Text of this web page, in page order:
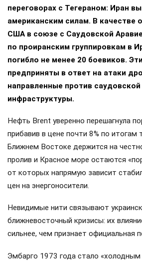
переговорах с Тегераном: Иран
американским силам. В качестве
США в союзе с Саудовской
по проиранским группировкам в
погибло не менее 20 боевиков.
предприняты в ответ на атаки
направленные против
инфраструктуры.
Нефть Brent уверенно перешагнула
прибавив в цене почти 8% по итогам
Ближнем Востоке держится на
пролив и Красное море остаются
от которых напрямую зависит
цен на энергоносители.
Невидимые нити связывают
ближневосточный кризисы: их
сильнее, чем признает официальная
Эмбарго 1973 года стало